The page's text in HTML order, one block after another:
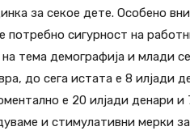
за секое дете. Особено
потребно сигурност на
тема демографија и млади
до сега истата е 8 илјади
е 20 илјади денари и
и стимулативни мерки